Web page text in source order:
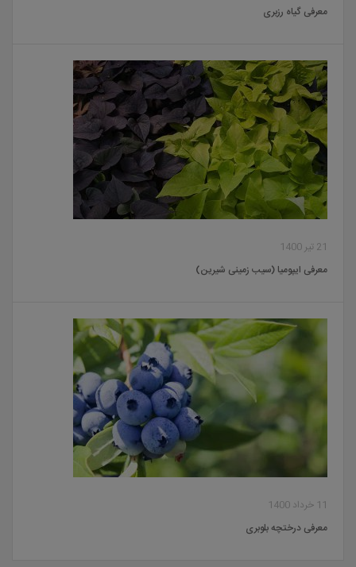
معرفی گیاه رزبری
21 تیر 1400
معرفی ایپومیا (سیب زمینی شیرین)
11 خرداد 1400
معرفی درختچه بلوبری